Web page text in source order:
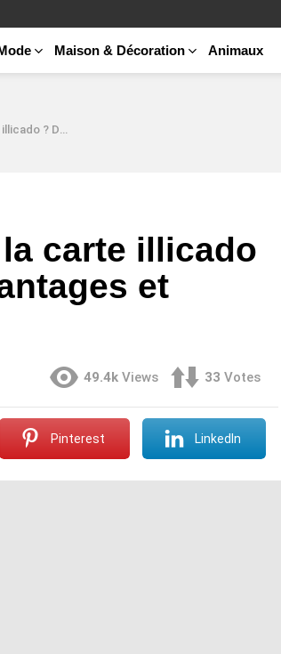
Maison & Décoration Animaux
et utilisations !
carte illicado
et
49.4k Views 33 Votes
Pinterest LinkedIn